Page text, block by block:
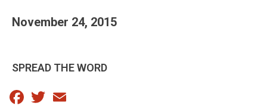
November 24, 2015
SPREAD THE WORD
Facebook
Twitter